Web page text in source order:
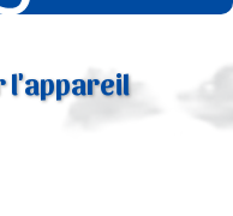
l'appareil